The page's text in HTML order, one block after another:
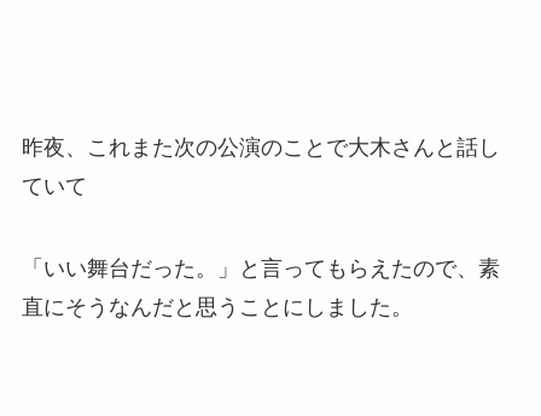
昨夜、これまた次の公演のことで大木さんと話し
ていて
「いい舞台だった。」と言ってもらえたので、素
直にそうなんだと思うことにしました。